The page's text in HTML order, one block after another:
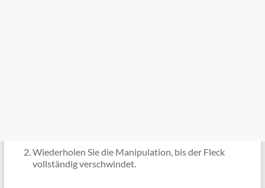
Wiederholen Sie die Manipulation, bis der Fleck
vollständig verschwindet.